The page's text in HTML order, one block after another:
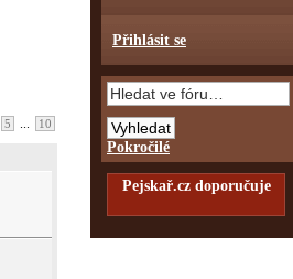
5 ... 10
Přihlásit se
Pokročilé
Pejskař.cz doporučuje